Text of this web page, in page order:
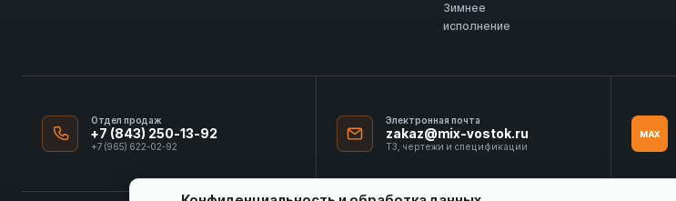
Зимнее
исполнение
Отдел продаж
+7 (843) 250-13-92
+7 (965) 622-02-92
Электронная почта
zakaz@mix-vostok.ru
ТЗ, чертежи и спецификации
MAX